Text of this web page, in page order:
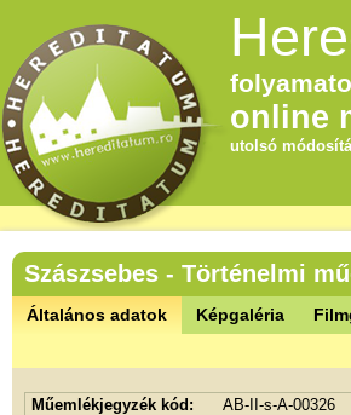
online
utolsó
Szászsebes - Történelmi
Általános adatok Képgaléria
Műemlékjegyzék kód:
AB-II-s-A-00326